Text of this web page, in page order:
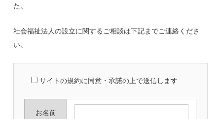
た。
社会福祉法人の設立に関するご相談は下記までご連絡くださ
い。
サイトの規約に同意・承諾の上で送信します
お名前